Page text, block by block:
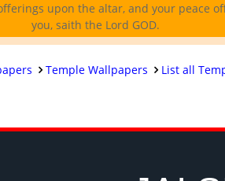
upon the altar, and your peace
you, saith the Lord GOD.
Temple Wallpapers List all